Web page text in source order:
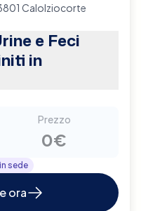
Calolziocorte
e Feci
in
Prezzo
0€
sede
ora